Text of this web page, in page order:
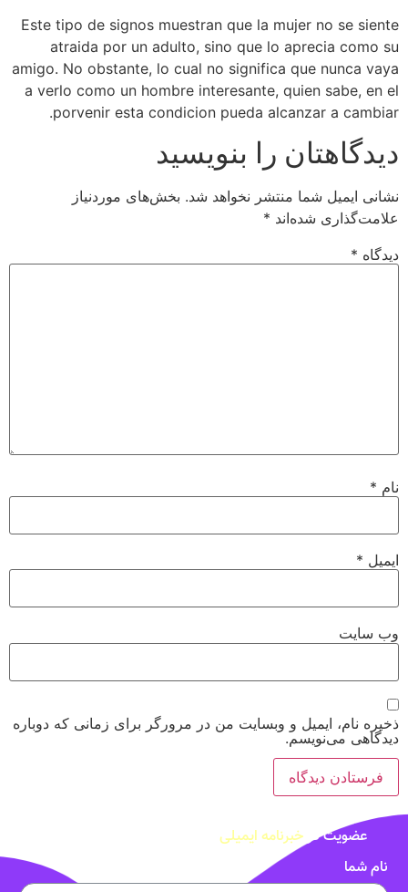
Este tipo de signos muestran que la mujer no se siente
atraida por un adulto, sino que lo aprecia como su
amigo. No obstante, lo cual no significa que nunca vaya
a verlo como un hombre interesante, quien sabe, en el
porvenir esta condicion pueda alcanzar a cambiar.
دیدگاهتان را بنویسید
نشانی ایمیل شما منتشر نخواهد شد. بخش‌های موردنیاز
علامت‌گذاری شده‌اند *
دیدگاه *
نام *
ایمیل *
وب‌ سایت
ذخیره نام، ایمیل و وبسایت من در مرورگر برای زمانی که دوباره
دیدگاهی می‌نویسم.
عضویت در خبرنامه ایمیلی
نام شما